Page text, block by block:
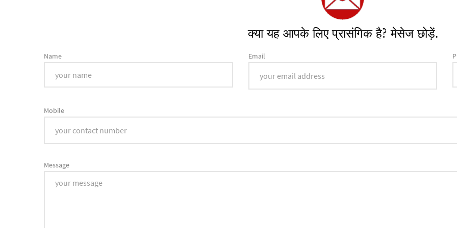
क्या यह आपके लिए प्रासंगिक है? मेसेज छोड़ें.
Name Email
Mobile
Message